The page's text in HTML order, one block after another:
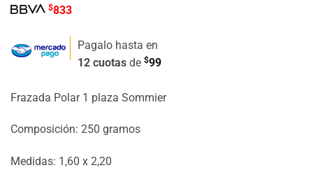
$833
Pagalo hasta en
12 cuotas de $99
Frazada Polar 1 plaza Sommier
Composición: 250 gramos
Medidas: 1,60 x 2,20